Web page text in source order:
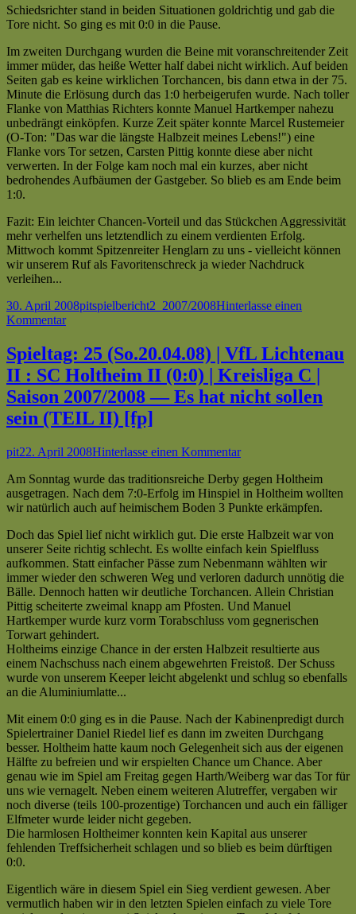
ablenken
Schiedsrichter stand in beiden Situationen goldrichtig und gab die
Tore nicht. So ging es mit 0:0 in die Pause.
Im zweiten Durchgang wurden die Beine mit voranschreitender Zeit
immer müder, das heiße Wetter half dabei nicht wirklich. Auf beiden
Seiten gab es keine wirklichen Torchancen, bis dann etwa in der 75.
Minute die Erlösung durch das 1:0 herbeigerufen wurde. Nach toller
Flanke von Matthias Richters konnte Manuel Hartkemper nahezu
unbedrängt einköpfen. Kurze Zeit später konnte Marcel Rustemeier
(O-Ton: "Das war die längste Halbzeit meines Lebens!") eine
Flanke vors Tor setzen, Carsten Pittig konnte diese aber nicht
verwerten. In der Folge kam noch mal ein kurzes, aber nicht
bedrohendes Aufbäumen der Gastgeber. So blieb es am Ende beim
1:0.
Fazit: Ein leichter Chancen-Vorteil und das Stückchen Aggressivität
mehr verhelfen uns letztendlich zu einem verdienten Erfolg.
Mittwoch kommt Spitzenreiter Henglarn zu uns - vielleicht können
wir unserem Ruf als Favoritenschreck ja wieder Nachdruck
verleihen...
Veröffentlicht
am
30. April 2008Autor
pitKategorien
spielberichtSchlagwörter
2_2007/2008Hinterlasse einen
Kommentarzu
26
(So.27.04.08)
TSV
Tudorf
II
VfL
Lichtenau
II
(0:1)
|
C
|
Saison
2007/2008
—
Bloß
nicht
von
Flugzeugen
ablenken
lassen…
[cp]
Spieltag: 25 (So.20.04.08) | VfL Lichtenau
II : SC Holtheim II (0:0) | Kreisliga C |
Saison 2007/2008 — Es hat nicht sollen
sein (TEIL II) [fp]
Autor
pitVeröffentlicht
22. April 2008Hinterlasse einen Kommentarzu
25
(So.20.04.08)
|
Lichtenau
II
:
SC
Holtheim
II
(0:0)
Kreisliga
C
|
—
Es
hat
nicht
sollen
sein
(TEIL
[fp]
Am Sonntag wurde das traditionsreiche Derby gegen Holtheim
ausgetragen. Nach dem 7:0-Erfolg im Hinspiel in Holtheim wollten
wir natürlich auch auf heimischem Boden 3 Punkte erkämpfen.
Doch das Spiel lief nicht wirklich gut. Die erste Halbzeit war von
unserer Seite richtig schlecht. Es wollte einfach kein Spielfluss
aufkommen. Statt einfacher Pässe zum Nebenmann wählten wir
immer wieder den schweren Weg und verloren dadurch unnötig die
Bälle. Dennoch hatten wir deutliche Torchancen. Allein Christian
Pittig scheiterte zweimal knapp am Pfosten. Und Manuel
Hartkemper wurde kurz vorm Torabschluss vom gegnerischen
Torwart gehindert.
Holtheims einzige Chance in der ersten Halbzeit resultierte aus
einem Nachschuss nach einem abgewehrten Freistoß. Der Schuss
wurde von unserem Keeper leicht abgelenkt und schlug so ebenfalls
an die Aluminiumlatte...
Mit einem 0:0 ging es in die Pause. Nach der Kabinenpredigt durch
Spielertrainer Daniel Riedel lief es dann im zweiten Durchgang
besser. Holtheim hatte kaum noch Gelegenheit sich aus der eigenen
Hälfte zu befreien und wir erspielten Chance um Chance. Aber
genau wie im Spiel am Freitag gegen Harth/Weiberg war das Tor für
uns wie vernagelt. Neben einem weiteren Alutreffer, vergaben wir
noch diverse (teils 100-prozentige) Torchancen und auch ein fälliger
Elfmeter wurde leider nicht gegeben.
Die harmlosen Holtheimer konnten kein Kapital aus unserer
fehlenden Treffsicherheit schlagen und so blieb es beim dürftigen
0:0.
Eigentlich wäre in diesem Spiel ein Sieg verdient gewesen. Aber
vermutlich haben wir in den letzten Spielen einfach zu viele Tore